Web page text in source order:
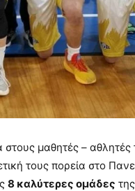
μαθητές – αθλητές
τους πορεία στο
8 καλύτερες ομάδες